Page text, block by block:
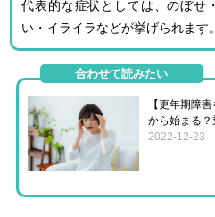
代表的な症状としては、のぼせ
い・イライラなどが挙げられます
合わせて読みたい
【更年期障
から始まる？
2022-12-23